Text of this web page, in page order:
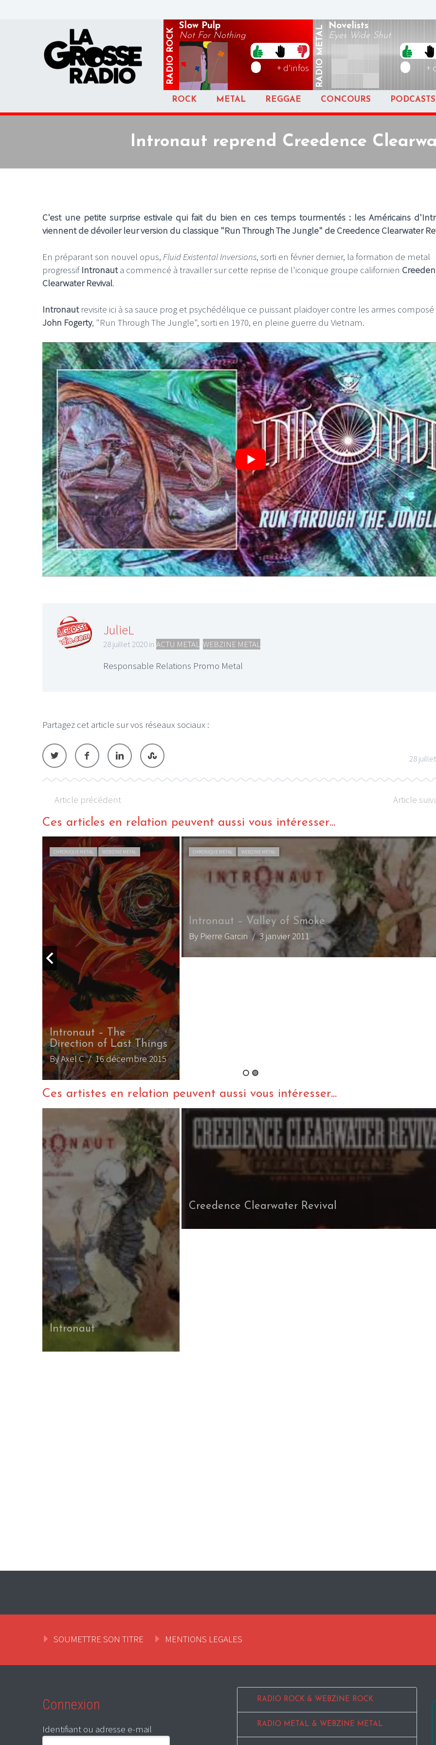
RADIO
ROCK
Slow Pulp
Not For Nothing
+ d'infos RADIO
METAL Novelists
Eyes Wide Shut
+
ROCK METAL REGGAE CONCOURS PODCASTS
Intronaut reprend Creedence
C'est une petite surprise estivale qui fait du bien en ces temps tourmentés : les Américains
viennent de dévoiler leur version du classique "Run Through The Jungle" de Creedence Clearwater
En préparant son nouvel opus, Fluid Existental Inversions, sorti en février dernier, la formation de metal
progressif Intronauta commencé à travailler sur cette reprise de l'iconique groupe californien
Clearwater Revival.
Intronautrevisite ici à sa sauce prog et psychédélique ce puissant plaidoyer contre les armes
John Fogerty, "Run Through The Jungle", sorti en 1970, en pleine guerre du Vietnam.
JulieL
28 juillet 2020 in ACTU METAL WEBZINE METAL
Responsable Relations Promo Metal
Partagez cet article sur vos réseaux sociaux :
28
Article précédent Article
Ces articles en relation peuvent aussi vous intéresser...
CHRONIQUE METAL WEBZINE METAL
Intronaut – The
Direction of Last Things
By Axel C/ 16 décembre 2015
CHRONIQUE METAL WEBZINE METAL
Intronaut – Valley of Smoke
By Pierre Garcin / 3 janvier 2011
Ces artistes en relation peuvent aussi vous intéresser...
Intronaut
Creedence Clearwater Revival
LE GROS RIFFIFI
LE GROS RIFFIFI –
Christmas Riffifi 2025 !!!
SOUMETTRE SON TITRE MENTIONS LEGALES
Connexion
Identifiant ou adresse e-mail
RADIO ROCK & WEBZINE ROCK
RADIO METAL & WEBZINE METAL